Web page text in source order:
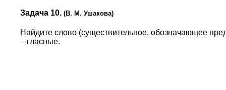
Задача 10. (В. М. Ушакова)
Найдите слово (существительное, обозначающее
– гласные.